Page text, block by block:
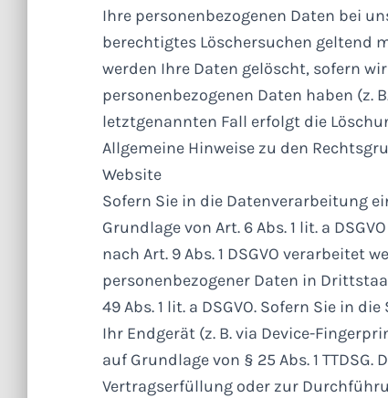
Ihre personenbezogenen Daten bei
berechtigtes Löschersuchen geltend
werden Ihre Daten gelöscht, sofern
personenbezogenen Daten haben
letztgenannten Fall erfolgt die
Allgemeine Hinweise zu den
Website
Sofern Sie in die Datenverarbeitung
Grundlage von Art. 6 Abs. 1 lit. a
nach Art. 9 Abs. 1 DSGVO
personenbezogener Daten in
49 Abs. 1 lit. a DSGVO. Sofern Sie in
Ihr Endgerät (z. B. via Device-
auf Grundlage von § 25 Abs. 1
Vertragserfüllung oder zur